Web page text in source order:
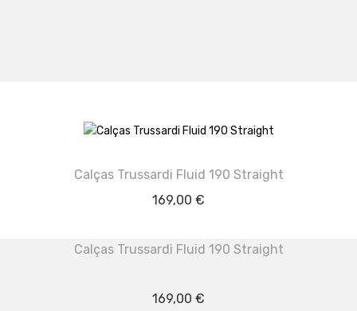
Calças Trussardi Fluid 190 Straight
169,00 €
Calças Trussardi Fluid 190 Straight
169,00 €